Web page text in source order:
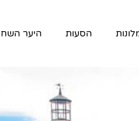
הסעות היער